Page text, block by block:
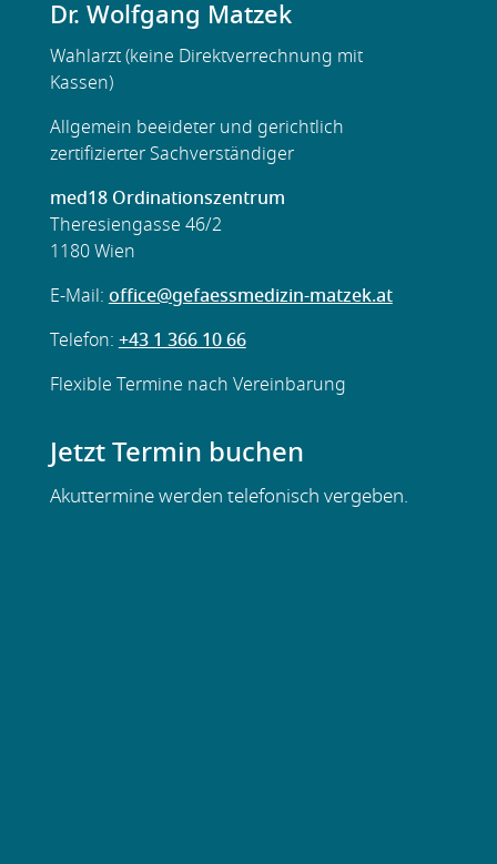
Dr. Wolfgang Matzek
Wahlarzt (keine Direktverrechnung mit
Kassen)
Allgemein beeideter und gerichtlich
zertifizierter Sachverständiger
med18 Ordinationszentrum
Theresiengasse 46/2
1180 Wien
E-Mail: office@gefaessmedizin-matzek.at
Telefon: +43 1 366 10 66
Flexible Termine nach Vereinbarung
Jetzt Termin buchen
Akuttermine werden telefonisch vergeben.